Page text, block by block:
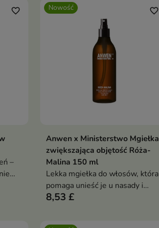
favorite_border
–
Nowość
Dodaj do koszyka
favorite_border
Anwen x Ministerstwo Mgiełka
zwiększająca objętość Róża-
Malina 150 ml
Lekka mgiełka do włosów, która
pomaga unieść je u nasady i
nadać fryzurze większą objętość
8,53 £